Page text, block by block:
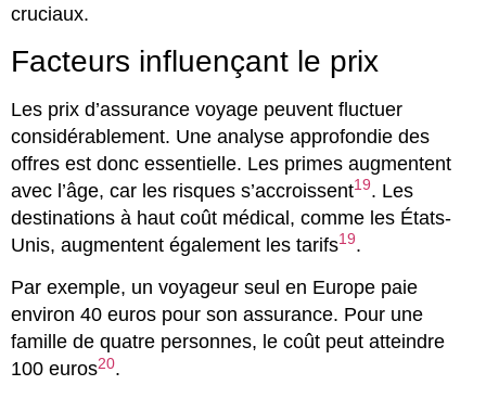
cruciaux.
Facteurs influençant le prix
Les prix d’assurance voyage peuvent fluctuer
considérablement. Une analyse approfondie des
offres est donc essentielle. Les primes augmentent
avec l’âge, car les risques s’accroissent19. Les
destinations à haut coût médical, comme les États-
Unis, augmentent également les tarifs19.
Par exemple, un voyageur seul en Europe paie
environ 40 euros pour son assurance. Pour une
famille de quatre personnes, le coût peut atteindre
100 euros20.